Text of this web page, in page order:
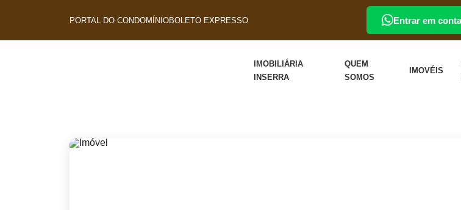
PORTAL DO CONDOMÍNIOBOLETO EXPRESSO Entrar em
IMOBILIÁRIA
INSERRA
QUEM
SOMOS
IMOVÉIS